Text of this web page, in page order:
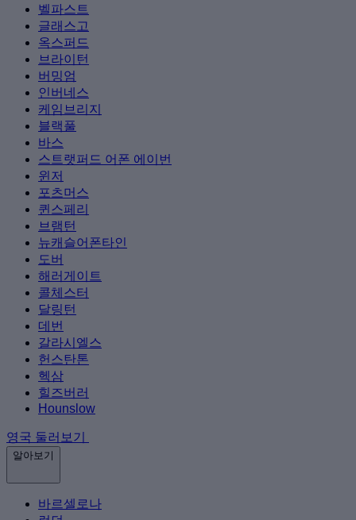
벨파스트
글래스고
옥스퍼드
브라이턴
버밍엄
인버네스
케임브리지
블랙풀
바스
스트랫퍼드 어폰 에이번
윈저
포츠머스
퀸스페리
브램턴
뉴캐슬어폰타인
도버
해러게이트
콜체스터
달링턴
데번
갈라시엘스
헌스탄톤
헥삼
힐즈버러
Hounslow
영국 둘러보기
알아보기
바르셀로나